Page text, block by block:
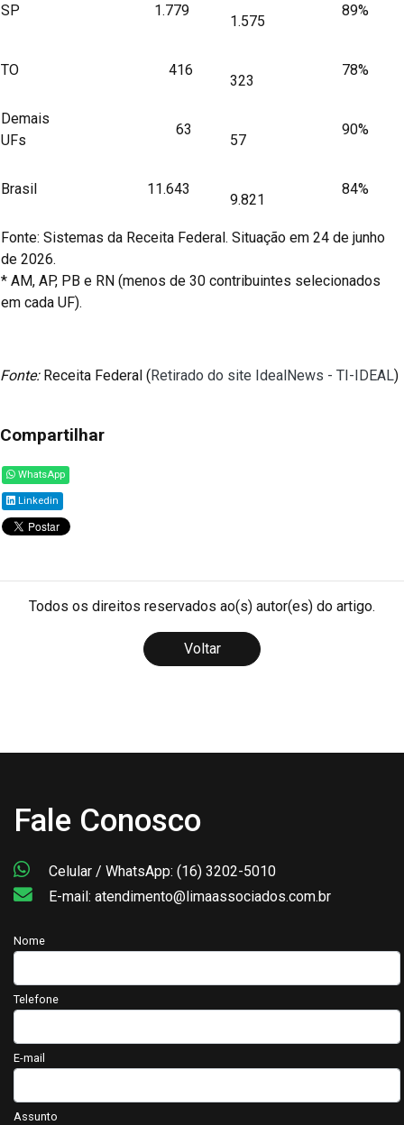
SP 1.779
1.575
89%
TO 416
323
78%
Demais
UFs
63
57
90%
Brasil 11.643
9.821
84%
Fonte: Sistemas da Receita Federal. Situação em 24 de junho
de 2026.
* AM, AP, PB e RN (menos de 30 contribuintes selecionados
em cada UF).
Fonte:Receita Federal (Retirado do site IdealNews - TI-IDEAL)
Compartilhar
WhatsApp
Linkedin
Todos os direitos reservados ao(s) autor(es) do artigo.
Voltar
Fale Conosco
Celular / WhatsApp: (16) 3202-5010
E-mail: atendimento@limaassociados.com.br
Nome
Telefone
E-mail
Assunto